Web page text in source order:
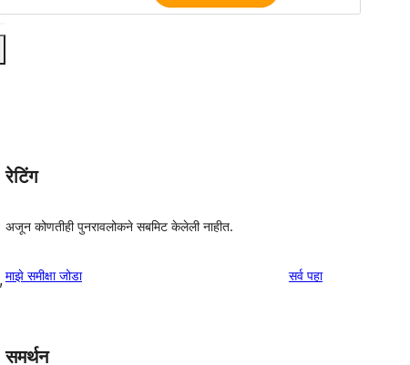
,
रेटिंग
अजून कोणतीही पुनरावलोकने सबमिट केलेली नाहीत.
माझे समीक्षा जोडा सर्वपुनरावलोकने
पहा
समर्थन